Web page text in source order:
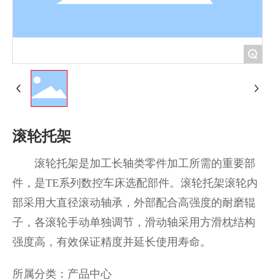
+
滚轮托架
滚轮托架是加工长轴类零件加工所需的重要部
件，是TE系列数控车床选配部件。滚轮托架滚轮内
部采用大直径滚动轴承，外部配合高强度的耐磨辊
子，各滚轮手动单独调节，滑动轴采用方滑枕结构
强度高，有效保证精度并延长使用寿命。
所属分类： 产品中心